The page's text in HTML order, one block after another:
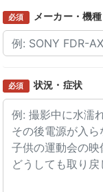
必須 メーカー・機種
必須 状況・症状